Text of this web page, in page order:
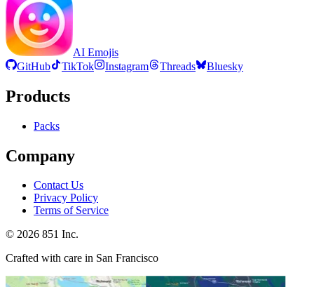
AI Emojis
GitHub
TikTok Instagram Threads Bluesky
Products
Packs
Company
Contact Us
Privacy Policy
Terms of Service
© 2026 851 Inc.
Crafted with care in San Francisco